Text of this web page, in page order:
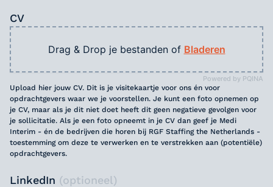
CV
Powered by PQINA
Drag & Drop je bestanden of Bladeren
Upload hier jouw CV. Dit is je visitekaartje voor ons én voor
opdrachtgevers waar we je voorstellen. Je kunt een foto opnemen op
je CV, maar als je dit niet doet heeft dit geen negatieve gevolgen voor
je sollicitatie. Als je een foto opneemt in je CV dan geef je Medi
Interim - én de bedrijven die horen bij RGF Staffing the Netherlands -
toestemming om deze te verwerken en te verstrekken aan (potentiële)
opdrachtgevers.
LinkedIn (optioneel)